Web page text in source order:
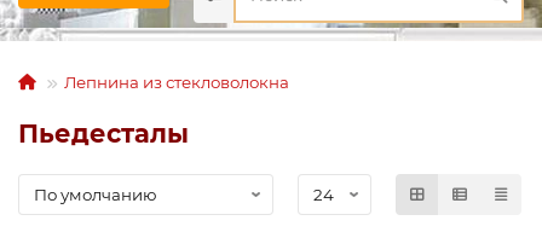
Лепнина из стекловолокна
Пьедесталы